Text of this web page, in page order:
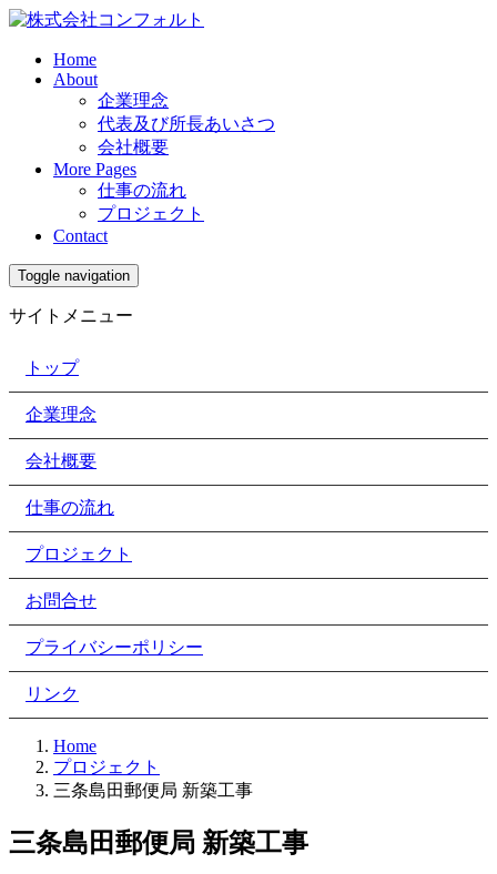
Home
About
企業理念
代表及び所長あいさつ
会社概要
More Pages
仕事の流れ
プロジェクト
Contact
Toggle navigation
サイトメニュー
トップ
企業理念
会社概要
仕事の流れ
プロジェクト
お問合せ
プライバシーポリシー
リンク
Home
プロジェクト
三条島田郵便局 新築工事
三条島田郵便局 新築工事